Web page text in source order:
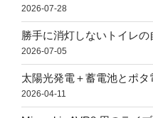
2026-07-28
勝手に消灯しないトイレの
2026-07-05
太陽光発電＋蓄電池とポタ
2026-04-11